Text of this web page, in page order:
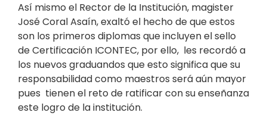
Así mismo el Rector de la Institución, magister
José Coral Asaín, exaltó el hecho de que estos
son los primeros diplomas que incluyen el sello
de Certificación ICONTEC, por ello, les recordó a
los nuevos graduandos que esto significa que su
responsabilidad como maestros será aún mayor
pues tienen el reto de ratificar con su enseñanza
este logro de la institución.